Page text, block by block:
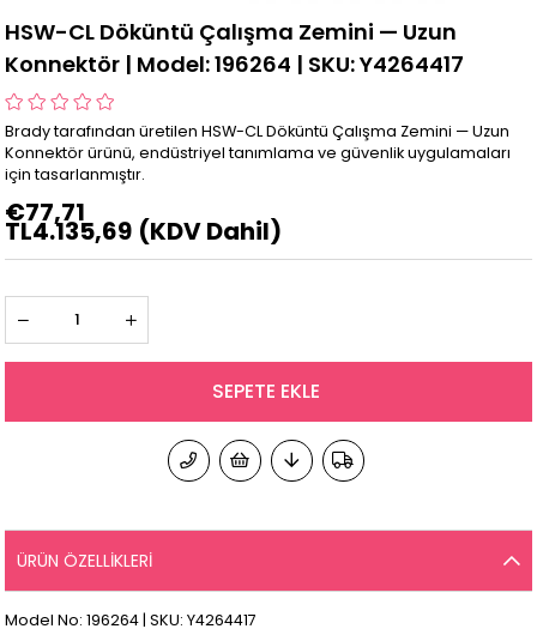
HSW-CL Döküntü Çalışma Zemini — Uzun
Konnektör | Model: 196264 | SKU: Y4264417
Brady tarafından üretilen HSW-CL Döküntü Çalışma Zemini — Uzun
Konnektör ürünü, endüstriyel tanımlama ve güvenlik uygulamaları
için tasarlanmıştır.
€77,71
TL4.135,69 (KDV Dahil)
ÜRÜN ÖZELLIKLERI
Model No: 196264 | SKU: Y4264417